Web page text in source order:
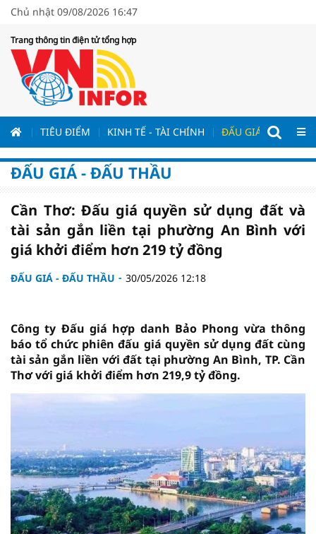
Chủ nhật 09/08/2026 16:47
Trang thông tin điện tử tổng hợp
TIÊU ĐIỂM KINH TẾ - TÀI CHÍNH ĐẤU GIÁ - ĐẤU
ĐẤU GIÁ - ĐẤU THẦU
Cần Thơ: Đấu giá quyền sử dụng đất và
tài sản gắn liền tại phường An Bình với
giá khởi điểm hơn 219 tỷ đồng
ĐẤU GIÁ - ĐẤU THẦU 30/05/2026 12:18
Công ty Đấu giá hợp danh Bảo Phong vừa thông
báo tổ chức phiên đấu giá quyền sử dụng đất cùng
tài sản gắn liền với đất tại phường An Bình, TP. Cần
Thơ với giá khởi điểm hơn 219,9 tỷ đồng.